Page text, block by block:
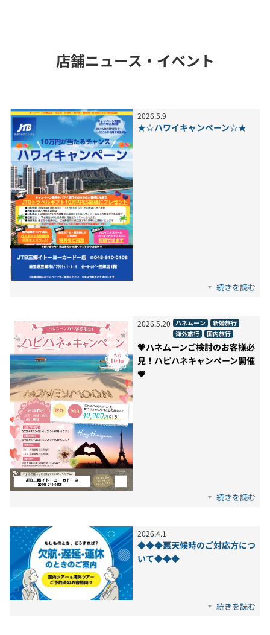
店舗ニュース・イベント
2026.5.9
★☆ハワイキャンペーン☆★
続きを読む
2026.5.20 ハネムーン
新婚旅行
海外旅行
国内旅行
💗ハネムーンご検討のお客様必
見！ハピハネキャンペーン開催
💗
続きを読む
2026.4.1
◆◆◆悪天候時のご対応方につ
いて◆◆◆
続きを読む